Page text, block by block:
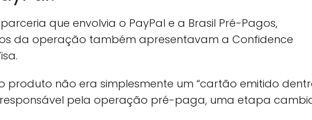
que envolvia o PayPal e a Brasil Pré-Pagos,
da operação também apresentavam a Confidence
produto não era simplesmente um “cartão emitido
responsável pela operação pré-paga, uma etapa